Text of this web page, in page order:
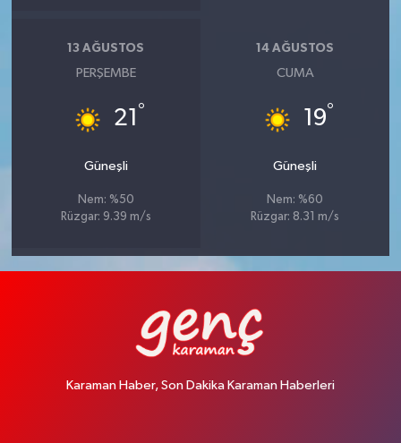
13 AĞUSTOS
PERŞEMBE
21 °
Güneşli
Nem: %50
Rüzgar: 9.39 m/s
14 AĞUSTOS
CUMA
19°
Güneşli
Nem: %60
Rüzgar: 8.31 m/s
Karaman Haber, Son Dakika Karaman Haberleri